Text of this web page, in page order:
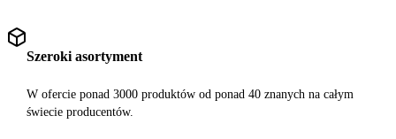
Szeroki asortyment
W ofercie ponad 3000 produktów od ponad 40 znanych na całym
świecie producentów.